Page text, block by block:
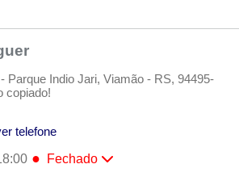
Parque Indio Jari, Viamão - RS, 94495-
copiado!
telefone
● Fechado